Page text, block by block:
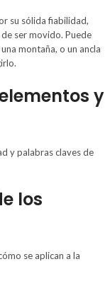
su sólida fiabilidad,
ser movido. Puede
montaña, o un ancla
y
los